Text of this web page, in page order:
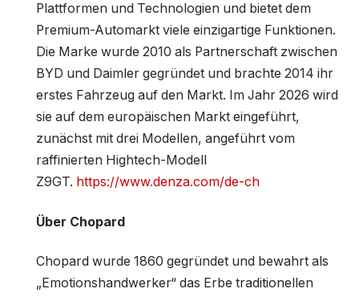
Plattformen und Technologien und bietet dem
Premium-Automarkt viele einzigartige Funktionen.
Die Marke wurde 2010 als Partnerschaft zwischen
BYD und Daimler gegründet und brachte 2014 ihr
erstes Fahrzeug auf den Markt. Im Jahr 2026 wird
sie auf dem europäischen Markt eingeführt,
zunächst mit drei Modellen, angeführt vom
raffinierten Hightech-Modell
Z9GT. https://www.denza.com/de-ch
Über Chopard
Chopard wurde 1860 gegründet und bewahrt als
„Emotionshandwerker“ das Erbe traditionellen